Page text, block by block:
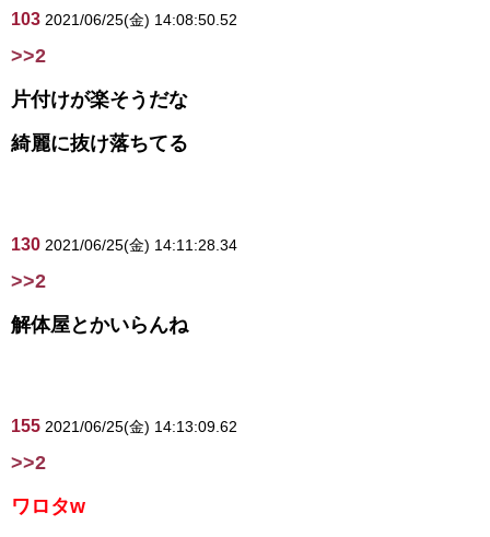
103 2021/06/25(金) 14:08:50.52
>>2
片付けが楽そうだな
綺麗に抜け落ちてる
130 2021/06/25(金) 14:11:28.34
>>2
解体屋とかいらんね
155 2021/06/25(金) 14:13:09.62
>>2
ワロタw